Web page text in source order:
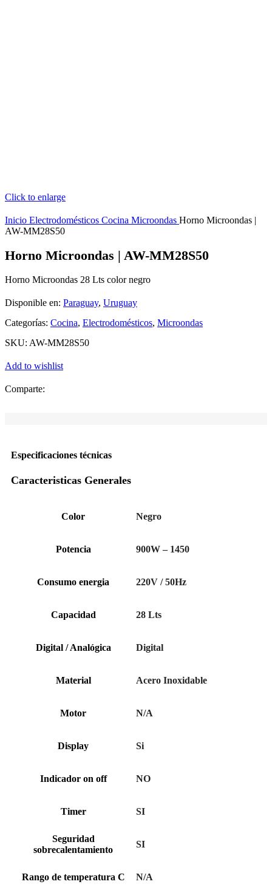
Click to enlarge
Inicio Electrodomésticos Cocina Microondas Horno Microondas |
AW-MM28S50
Horno Microondas | AW-MM28S50
Horno Microondas 28 Lts color negro
Disponible en: Paraguay, Uruguay
Categorías: Cocina, Electrodomésticos, Microondas
SKU: AW-MM28S50
Add to wishlist
Comparte:
Especificaciones técnicas
Caracteristicas Generales
Color Negro
Potencia 900W – 1450
Consumo energia 220V / 50Hz
Capacidad 28 Lts
Digital / Analógica Digital
Material Acero Inoxidable
Motor N/A
Display Si
Indicador on off NO
Timer SI
Seguridad
sobrecalentamiento
SI
Rango de temperatura C N/A